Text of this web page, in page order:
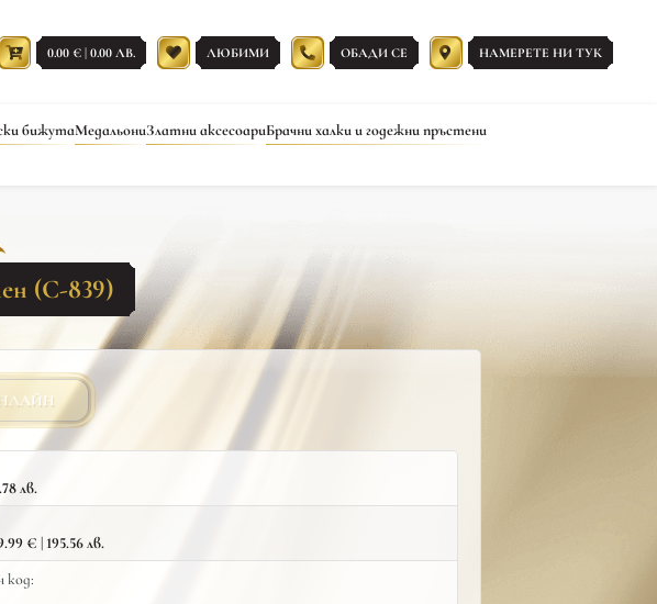
0.00 € | 0.00 ЛВ. ЛЮБИМИ ОБАДИ СЕ НАМЕРЕТЕ НИ ТУК
бижутаМедальониЗлатни аксесоариБрачни халки и годежни пръстени
(С-839)
лв.
€ | 195.56 лв.
код: